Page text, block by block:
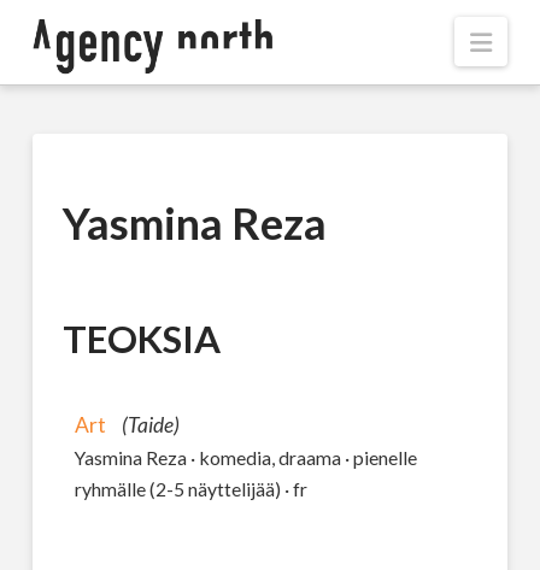
Yasmina Reza
TEOKSIA
Art (Taide)
Yasmina Reza · komedia, draama · pienelle
ryhmälle (2-5 näyttelijää) · fr